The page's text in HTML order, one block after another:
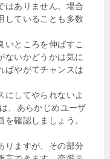
はありません。場合
していることも多数
いところを伸ばすこ
ないかどうかは気に
ばやがてチャンスは
にしてやられないよ
、あらかじめユーザ
確認しましょう。
りますが、その部分